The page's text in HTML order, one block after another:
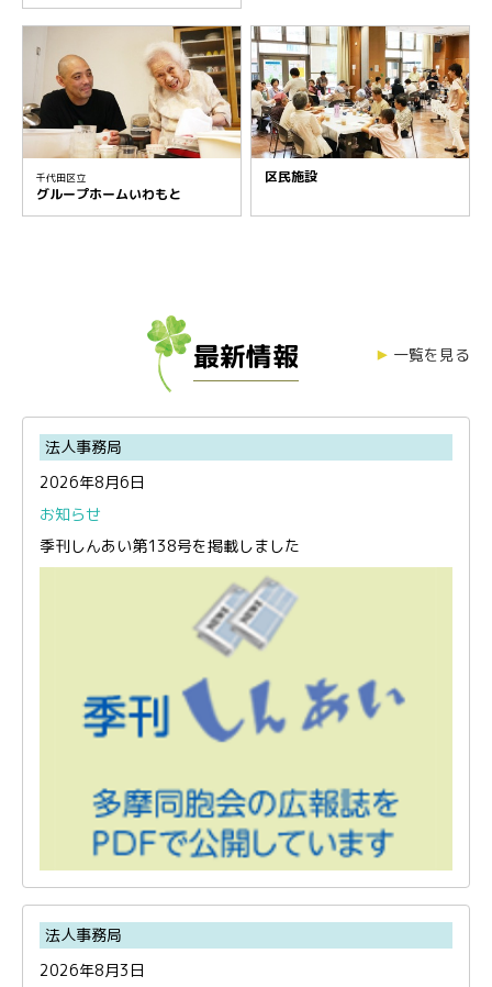
千代田区立
グループホームいわもと
区民施設
最新情報 一覧を見る
法人事務局
2026年8月6日
お知らせ
季刊しんあい第138号を掲載しました
法人事務局
2026年8月3日